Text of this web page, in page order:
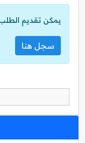
يمكن تقديم
سجل هنا